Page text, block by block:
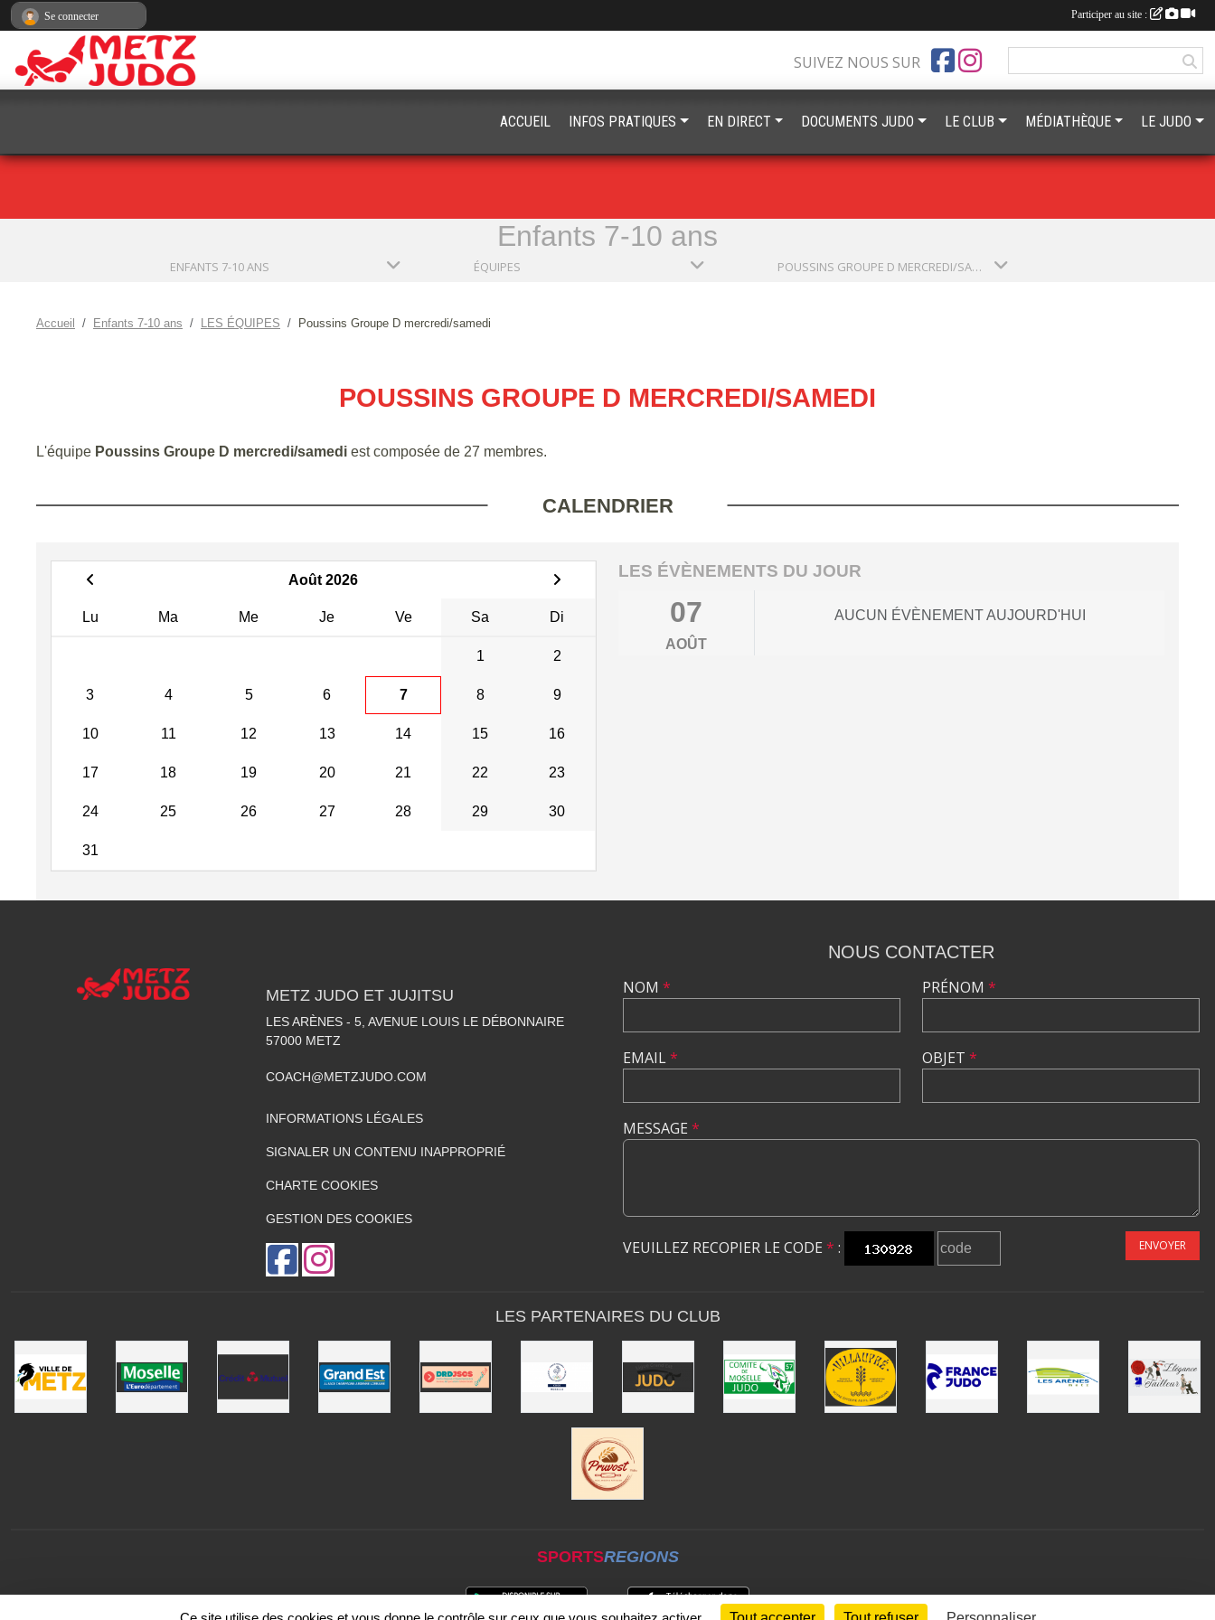
Enfants 7-10 ans
ENFANTS 7-10 ANS ÉQUIPES POUSSINS GROUPE D MERCREDI/SAMEDI
Accueil Enfants 7-10 ans LES ÉQUIPES Poussins Groupe D mercredi/samedi
POUSSINS GROUPE D MERCREDI/SAMEDI
L'équipe Poussins Groupe D mercredi/samedi est composée de 27 membres.
CALENDRIER
Août 2026
Lu Ma Me Je Ve Sa Di
1 2
3 4 5 6 7 8 9
10 11 12 13 14 15 16
17 18 19 20 21 22 23
24 25 26 27 28 29 30
31
LES ÉVÈNEMENTS DU JOUR
07
AOÛT
AUCUN ÉVÈNEMENT AUJOURD'HUI
SUIVEZ NOUS SUR
ACCUEIL INFOS PRATIQUES EN DIRECT DOCUMENTS JUDO LE CLUB MÉDIATHÈQUE LE JUDO
METZ JUDO ET JUJITSU
LES ARÈNES - 5, AVENUE LOUIS LE DÉBONNAIRE
57000 METZ
COACH@METZJUDO.COM
INFORMATIONS LÉGALES
SIGNALER UN CONTENU INAPPROPRIÉ
CHARTE COOKIES
GESTION DES COOKIES
NOUS CONTACTER
NOM *
EMAIL*
PRÉNOM *
OBJET *
MESSAGE *
VEUILLEZ RECOPIER LE CODE * : ENVOYER
LES PARTENAIRES DU CLUB
SPORTSREGIONS
Se connecter Participer au site :
Panneau de gestion des cookies